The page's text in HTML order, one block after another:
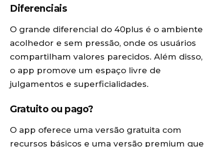
Diferenciais
O grande diferencial do 40plus é o ambiente
acolhedor e sem pressão, onde os usuários
compartilham valores parecidos. Além disso,
o app promove um espaço livre de
julgamentos e superficialidades.
Gratuito ou pago?
O app oferece uma versão gratuita com
recursos básicos e uma versão premium que